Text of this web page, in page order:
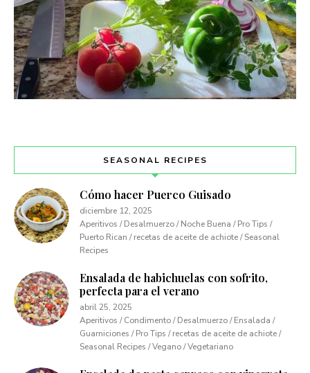
SEASONAL RECIPES
Cómo hacer Puerco Guisado
diciembre 12, 2025
Aperitivos / Desalmuerzo / Noche Buena / Pro Tips /
Puerto Rican / recetas de aceite de achiote / Seasonal
Recipes
Ensalada de habichuelas con sofrito,
perfecta para el verano
abril 25, 2025
Aperitivos / Condimento / Desalmuerzo / Ensalada /
Guarniciones / Pro Tips / recetas de aceite de achiote /
Seasonal Recipes / Vegano / Vegetariano